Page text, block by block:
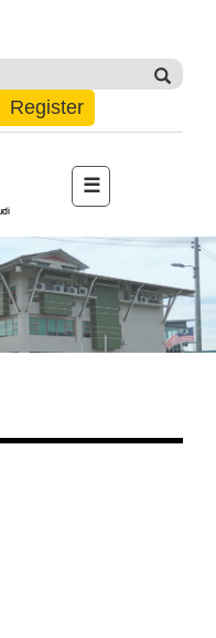
Register
☰